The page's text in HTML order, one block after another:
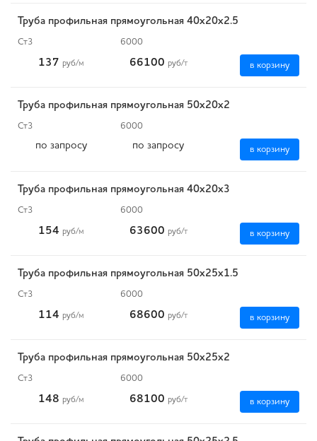
Труба профильная прямоугольная 40х20х2.5
Ст3 6000
137 руб/м 66100 руб/т в корзину
Труба профильная прямоугольная 50х20х2
Ст3 6000
по запросу по запросу в корзину
Труба профильная прямоугольная 40х20х3
Ст3 6000
154 руб/м 63600 руб/т в корзину
Труба профильная прямоугольная 50х25х1.5
Ст3 6000
114 руб/м 68600 руб/т в корзину
Труба профильная прямоугольная 50х25х2
Ст3 6000
148 руб/м 68100 руб/т в корзину